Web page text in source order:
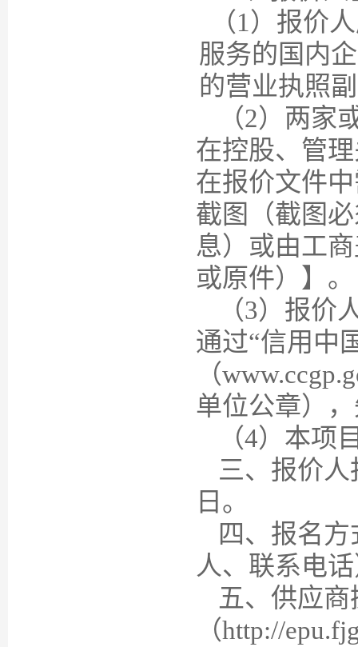
（1） 报价
服务的国内
的营业执照
（2） 两家
在控股、管
在报价文件
截图（截图
息）或由工
或原件）】。
（3） 报价
通过“信用中
（
单位公章）
（4）本项
三、报价
日。
四、报名
人、联系电
五、供应
（http://